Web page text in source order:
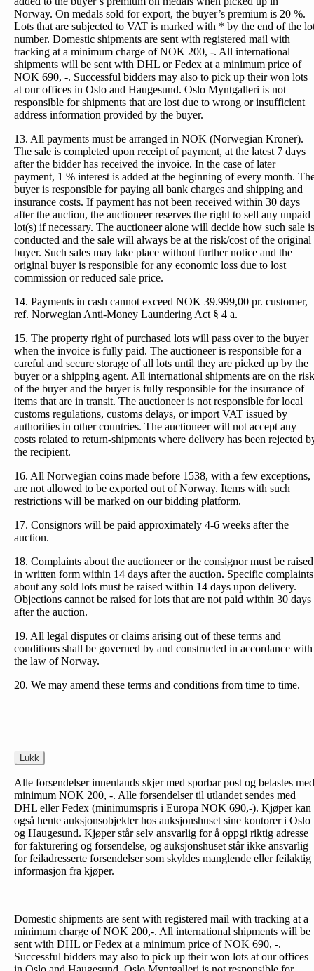
Norway. On medals sold for export, the buyer’s premium is 20 %.
Lots that are subjected to VAT is marked with * by the end of the
number. Domestic shipments are sent with registered mail with
tracking at a minimum charge of NOK 200, -. All international
shipments will be sent with DHL or Fedex at a minimum price of
NOK 690, -. Successful bidders may also to pick up their won lots
at our offices in Oslo and Haugesund. Oslo Myntgalleri is not
responsible for shipments that are lost due to wrong or insufficient
address information provided by the buyer.
13. All payments must be arranged in NOK (Norwegian Kroner).
The sale is completed upon receipt of payment, at the latest 7 days
after the bidder has received the invoice. In the case of later
payment, 1 % interest is added at the beginning of every month.
buyer is responsible for paying all bank charges and shipping and
insurance costs. If payment has not been received within 30 days
after the auction, the auctioneer reserves the right to sell any unpaid
lot(s) if necessary. The auctioneer alone will decide how such sale is
conducted and the sale will always be at the risk/cost of the original
buyer. Such sales may take place without further notice and the
original buyer is responsible for any economic loss due to lost
commission or reduced sale price.
14. Payments in cash cannot exceed NOK 39.999,00 pr. customer,
ref. Norwegian Anti-Money Laundering Act § 4 a.
15. The property right of purchased lots will pass over to the buyer
when the invoice is fully paid. The auctioneer is responsible for a
careful and secure storage of all lots until they are picked up by the
buyer or a shipping agent. All international shipments are on the risk
of the buyer and the buyer is fully responsible for the insurance of
items that are in transit. The auctioneer is not responsible for local
customs regulations, customs delays, or import VAT issued by
authorities in other countries. The auctioneer will not accept any
costs related to return-shipments where delivery has been rejected
the recipient.
16. All Norwegian coins made before 1538, with a few exceptions,
are not allowed to be exported out of Norway. Items with such
restrictions will be marked on our bidding platform.
17. Consignors will be paid approximately 4-6 weeks after the
auction.
18. Complaints about the auctioneer or the consignor must be raised
in written form within 14 days after the auction. Specific complaints
about any sold lots must be raised within 14 days upon delivery.
Objections cannot be raised for lots that are not paid within 30 days
after the auction.
19. All legal disputes or claims arising out of these terms and
conditions shall be governed by and constructed in accordance with
the law of Norway.
20. We may amend these terms and conditions from time to time.
Lukk
Alle forsendelser innenlands skjer med sporbar post og belastes med
minimum NOK 200, -. Alle forsendelser til utlandet sendes med
DHL eller Fedex (minimumspris i Europa NOK 690,-). Kjøper kan
også hente auksjonsobjekter hos auksjonshuset sine kontorer i Oslo
og Haugesund. Kjøper står selv ansvarlig for å oppgi riktig adresse
for fakturering og forsendelse, og auksjonshuset står ikke ansvarlig
for feiladresserte forsendelser som skyldes manglende eller feilaktig
informasjon fra kjøper.
Domestic shipments are sent with registered mail with tracking at a
minimum charge of NOK 200,-. All international shipments will be
sent with DHL or Fedex at a minimum price of NOK 690, -.
Successful bidders may also to pick up their won lots at our offices